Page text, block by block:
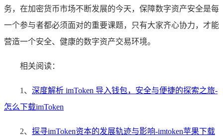
务，在加密货币市场不断发展的今天，保障数字资产安全是每
一个参与者都必须面对的重要课题，只有大家齐心协力，才能
营造一个安全、健康的数字资产交易环境。
相关阅读：
1、 深度解析 imToken 导入钱包，安全与便捷的探索之旅-
怎么下载imToken
2、 探寻imToken资本的发展轨迹与影响-imtoken苹果下载